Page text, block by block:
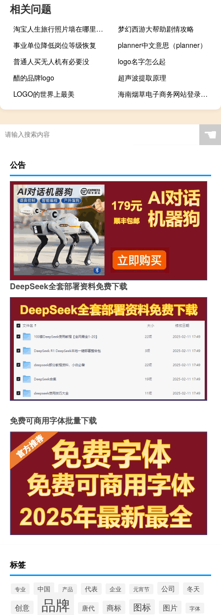
相关问题
淘宝人生旅行照片墙在哪里（淘宝人生成就在哪里）
梦幻西游大帮助剧情攻略
事业单位降低岗位等级恢复
planner中文意思（planner）
普通人买无人机有必要没
logo名字怎么起
醋的品牌logo
超声波提取原理
LOGO的世界上最美
海南烟草电子商务网站登录（电子商务网与普通的网站有什么不同）
☚
公告
DeepSeek全套部署资料免费下载
免费可商用字体批量下载
标签
专业 中国 产品 代表 企业 元宵节 公司 冬天
创意 品牌 唐代 商标 图标 图片 字体